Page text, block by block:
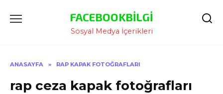
Atla
FACEBOOKBILGI
Sosyal Medya İçerikleri
ANASAYFA » RAP KAPAK FOTOĞRAFLARI
rap ceza kapak fotoğrafları